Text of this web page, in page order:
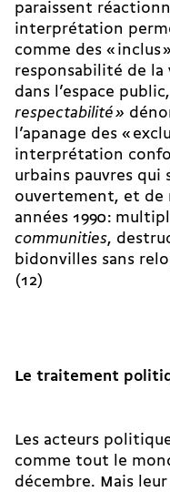
paraissent
interprétation
comme des « inclus
responsabilité de la
dans l’espace
respectabilité»
l’apanage des «
interprétation
urbains pauvres qui
ouvertement, et de
années 1990 :
communities,
bidonvilles sans
(12)
Le traitement
Les acteurs
comme tout le
décembre. Mais